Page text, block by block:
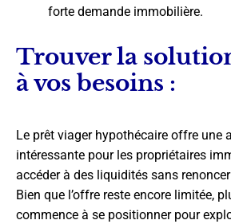
forte demande immobilière.
Trouver la
à vos besoins :
Le prêt viager hypothécaire offre une
intéressante pour les propriétaires
accéder à des liquidités sans
Bien que l’offre reste encore limitée,
commence à se positionner pour